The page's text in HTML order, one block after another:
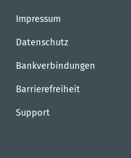
Uhr
Uhr
Uhr
Uhr
Impressum
Datenschutz
Bankverbindungen
Barrierefreiheit
Support